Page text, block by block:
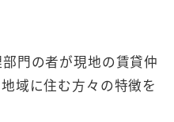
門の者が現地の賃貸仲
域に住む方々の特徴を